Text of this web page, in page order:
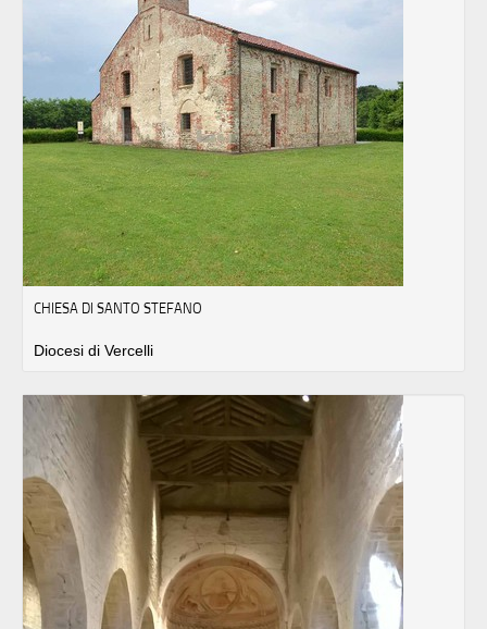
CHIESA DI SANTO STEFANO
Diocesi di Vercelli